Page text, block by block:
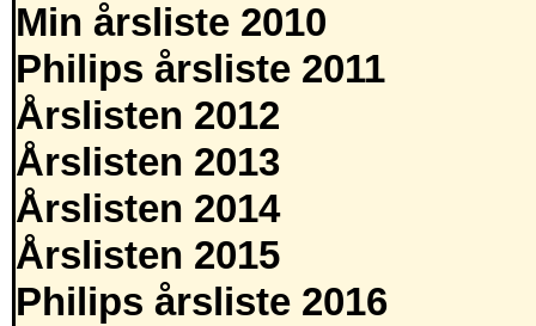
Min årsliste 2010
Philips årsliste 2011
Årslisten 2012
Årslisten 2013
Årslisten 2014
Årslisten 2015
Philips årsliste 2016